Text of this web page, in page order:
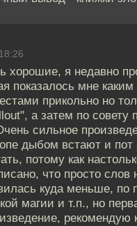
хорошие, я недавно
показалось мне
прикольно но
а затем по совету
сильное
дыбом встают и пот
потому как
что просто слов
куда меньше, по
магии и т.п., но
рекомендую